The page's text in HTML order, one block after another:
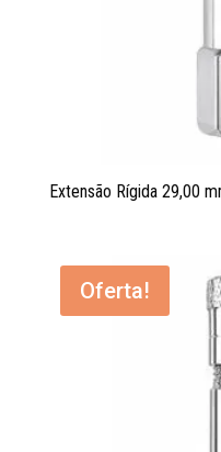
Extensão Rígida 29,00
Oferta!